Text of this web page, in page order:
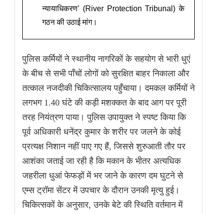
न्यायाधिकरण’ (River Protection Tribunal) के
गठन की उठाई मांग।
पुलिस कर्मियों ने स्थानीय नागरिकों के सहयोग से भारी धुएं
के बीच से सभी पाँचों लोगों को सुरक्षित बाहर निकाला और
तत्काल नजदीकी चिकित्सालय पहुँचाया। दमकल कर्मियों ने
लगभग 1.40 घंटे की कड़ी मशक्कत के बाद आग पर पूरी
तरह नियंत्रण पाया। पुलिस उपायुक्त ने स्पष्ट किया कि
पूर्व अधिकारी धनेंद्र कुमार के शरीर पर जलने के कोई
प्रत्यक्ष निशान नहीं पाए गए हैं, जिससे शुरुआती तौर पर
आशंका जताई जा रही है कि मकान के भीतर अत्यधिक
जहरीला धुआं फेफड़ों में भर जाने के कारण दम घुटने से
एम्स ट्रॉमा सेंटर में उपचार के दौरान उनकी मृत्यु हुई।
चिकित्सकों के अनुसार, उनके बेटे की स्थिति वर्तमान में